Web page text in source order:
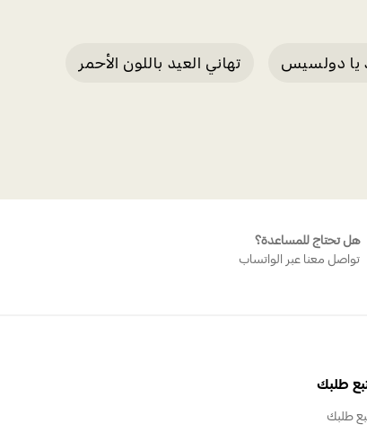
يا دولسيس تهاني العيد باللون الأحمر
هل تحتاج للمساعدة؟
تواصل معنا عبر الواتساب
طلبك
طلبك